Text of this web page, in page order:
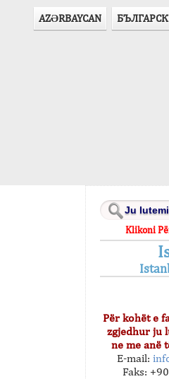
AZӘRBAYCAN
Klikoni
Për kohët e
zgjedhur ju
ne me anë
E-mail:
Faks: